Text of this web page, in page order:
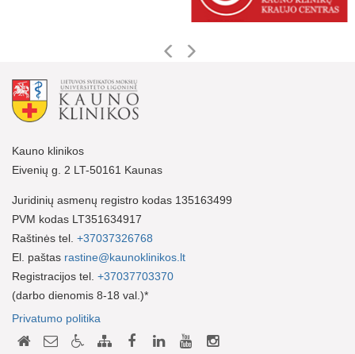
Kauno klinikos
Eivenių g. 2 LT-50161 Kaunas
Juridinių asmenų registro kodas 135163499
PVM kodas LT351634917
Raštinės tel. +37037326768
El. paštas rastine@kaunoklinikos.lt
Registracijos tel. +37037703370
(darbo dienomis 8-18 val.)*
Privatumo politika